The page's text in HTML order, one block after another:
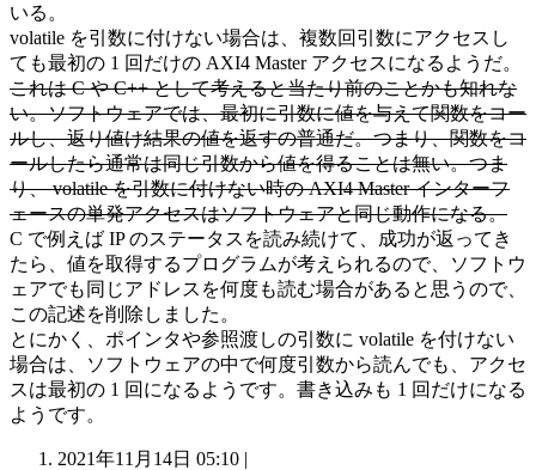
いる。
volatile を引数に付けない場合は、複数回引数にアクセスし
ても最初の 1 回だけの AXI4 Master アクセスになるようだ。
これは C や C++ として考えると当たり前のことかも知れな
い。ソフトウェアでは、最初に引数に値を与えて関数をコー
ルし、返り値け結果の値を返すの普通だ。つまり、関数をコ
ールしたら通常は同じ引数から値を得ることは無い。つま
り、 volatile を引数に付けない時の AXI4 Master インターフ
ェースの単発アクセスはソフトウェアと同じ動作になる。
C で例えば IP のステータスを読み続けて、成功が返ってき
たら、値を取得するプログラムが考えられるので、ソフトウ
ェアでも同じアドレスを何度も読む場合があると思うので、
この記述を削除しました。
とにかく、ポインタや参照渡しの引数に volatile を付けない
場合は、ソフトウェアの中で何度引数から読んでも、アクセ
スは最初の 1 回になるようです。書き込みも 1 回だけになる
ようです。
2021年11月14日 05:10 |